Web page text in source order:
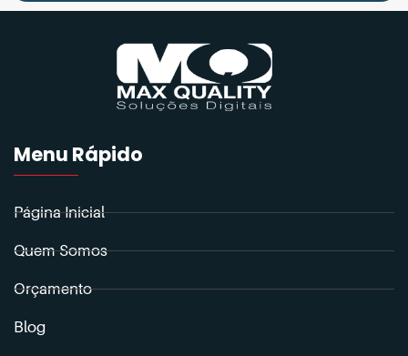
Menu Rápido
Página Inicial
Quem Somos
Orçamento
Blog